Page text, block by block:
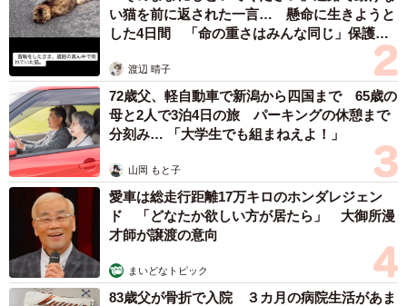
い猫を前に返された一言… 懸命に生きようと
した4日間 「命の重さはみんな同じ」保護団
渡辺 晴子
72歳父、軽自動車で新潟から四国まで 65歳の
母と2人で3泊4日の旅 パーキングの休憩まで
分刻み… 「大学生でも組まねえよ！」
山岡 もと子
愛車は総走行距離17万キロのホンダレジェン
ド 「どなたか欲しい方が居たら」 大御所漫
才師が譲渡の意向
まいどなトピック
83歳父が骨折で入院 ３カ月の病院生活があま